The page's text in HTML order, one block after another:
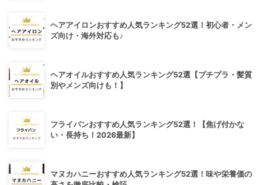
ヘアアイロンおすすめ人気ランキング52選！初心者・メン
ズ向け・海外対応も♪
ヘアオイルおすすめ人気ランキング52選【プチプラ・髪質
別やメンズ向けも！】
フライパンおすすめ人気ランキング52選！【焦げ付かな
い・長持ち！2026最新】
マヌカハニーおすすめ人気ランキング52選！味や栄養価の